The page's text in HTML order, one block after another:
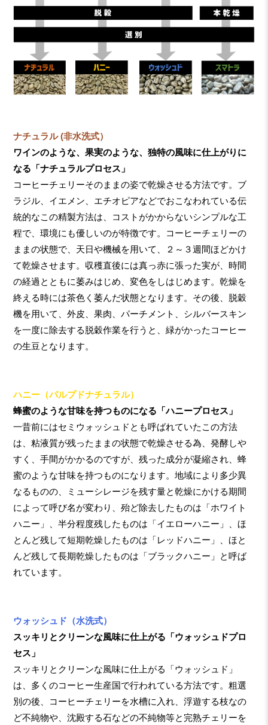
ナチュラル (非水洗式）
ワインのような、果実のような、独特の風味に仕上がりに
なる「ナチュラルプロセス」
コーヒーチェリーそのままの姿で乾燥させる方法です。ブ
ラジル、イエメン、エチオピアなどでおこなわれている伝
統的なこの精製方法は、コストがかからないシンプルな工
程で、環境にも優しいのが特徴です。コーヒーチェリーの
ままの状態で、天日や機械を用いて、２～３週間ほどかけ
て乾燥させます。収穫直後には真っ赤に張った実が、時間
の経過とともに萎みはじめ、変色をしはじめます。乾燥を
終える時には茶色く萎んだ状態となります。その後、脱穀
機を用いて、外皮、果肉、パーチメント、シルバースキン
を一度に除去する脱穀作業を行うと、緑がかったコーヒー
の生豆となります。
ハニー（パルプドナチュラル）
蜂蜜のような甘味を持つものになる「ハニープロセス」
一昔前にはセミウォッシュドとも呼ばれていたこの方法
は、粘液質が残ったままの状態で乾燥させる為、発酵しや
すく、手間がかかるのですが、残った成分が凝縮され、蜂
蜜のような甘味を持つものになります。地域により多少異
なるものの、ミューシレージを残す量と乾燥にかける期間
によって呼び名が変わり、殆ど除去したものは「ホワイト
ハニー」、半分程度残したものは「イエローハニー」、ほ
とんど残して短期乾燥したものは「レッドハニー」、ほと
んど残して長期乾燥したものは「ブラックハニー」と呼ば
れています。
ウォッシュド（水洗式）
スッキリとクリーンな風味に仕上がる「ウォッシュドプロ
セス」
スッキリとクリーンな風味に仕上がる「ウォッシュド」
は、多くのコーヒー生産国で行われている方法です。粗選
別の後、コーヒーチェリーを水槽に入れ、浮遊する枝なの
ど不純物や、沈殿する石などの不純物等と完熟チェリーを